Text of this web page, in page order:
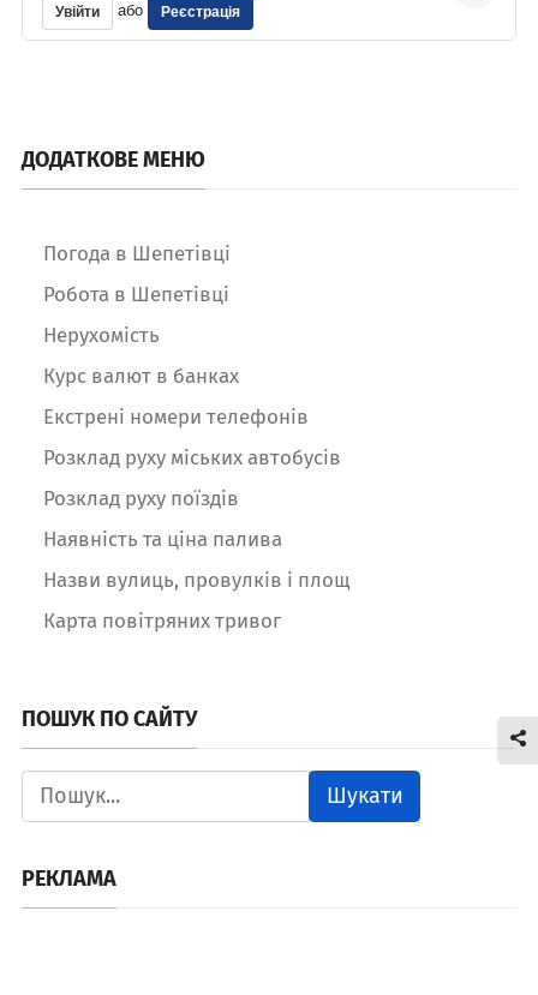
Увійти або Реєстрація
ДОДАТКОВЕ МЕНЮ
Погода в Шепетівці
Робота в Шепетівці
Нерухомість
Курс валют в банках
Екстрені номери телефонів
Розклад руху міських автобусів
Розклад руху поїздів
Наявність та ціна палива
Назви вулиць, провулків і площ
Карта повітряних тривог
ПОШУК ПО САЙТУ
Шукати
РЕКЛАМА